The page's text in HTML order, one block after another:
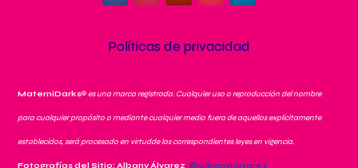
Políticas de privacidad
MaterniDarks® es una marca registrada. Cualquier uso o reproducción del nombre
para cualquier propósito o mediante cualquier medio fuera de aquellos explícitamente
establecidos, será procesado en virtudde las correspondientes leyes en vigencia.
Fotografías del Sitio: Albany Álvarez@albanyjalvarez